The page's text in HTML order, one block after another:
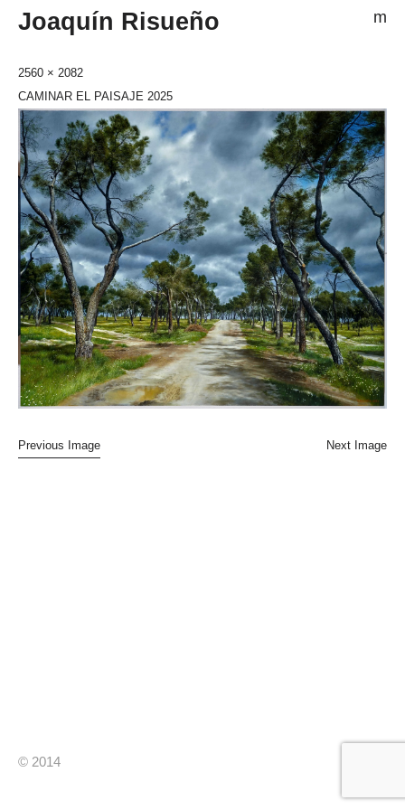
Joaquín Risueño m
© 2014
2560 × 2082
CAMINAR EL PAISAJE 2025
Previous Image Next Image